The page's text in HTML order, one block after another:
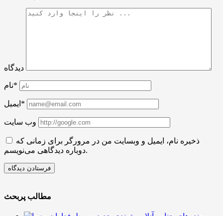
دیدگاه
نام*
ایمیل*
وب سایت
ذخیره نام، ایمیل و وبسایت من در مرورگر برای زمانی که
دوباره دیدگاهی می‌نویسم.
مطالب پربحث